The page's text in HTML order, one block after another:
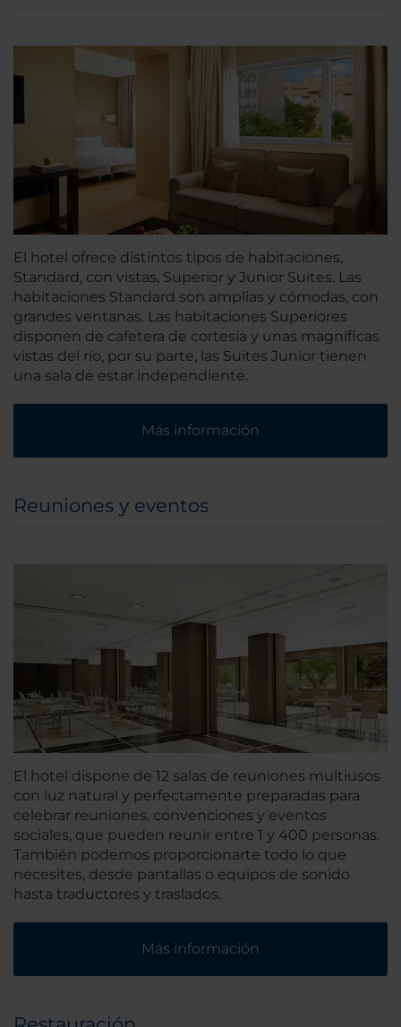
El hotel ofrece distintos tipos de habitaciones,
Standard, con vistas, Superior y Junior Suites. Las
habitaciones Standard son amplias y cómodas, con
grandes ventanas. Las habitaciones Superiores
disponen de cafetera de cortesía y unas magníficas
vistas del río, por su parte, las Suites Junior tienen
una sala de estar independiente.
Más información
Reuniones y eventos
El hotel dispone de 12 salas de reuniones multiusos
con luz natural y perfectamente preparadas para
celebrar reuniones, convenciones y eventos
sociales, que pueden reunir entre 1 y 400 personas.
También podemos proporcionarte todo lo que
necesites, desde pantallas o equipos de sonido
hasta traductores y traslados.
Más información